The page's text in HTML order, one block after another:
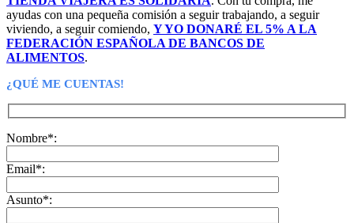
ayudas con una pequeña comisión a seguir trabajando, a seguir
viviendo, a seguir comiendo, Y YO DONARÉ EL 5% A LA
FEDERACIÓN ESPAÑOLA DE BANCOS DE
ALIMENTOS.
¿QUÉ ME CUENTAS!
Nombre*:
Email*:
Asunto*: